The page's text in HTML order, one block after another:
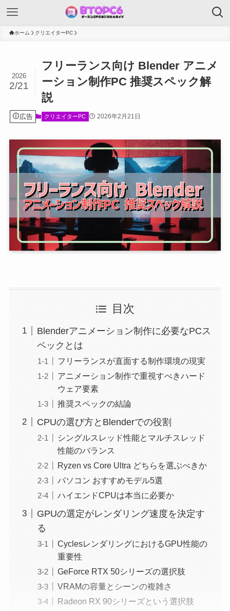
ホーム クリエイターPC
フリーランス向け Blender アニメ
ーション制作PC 推奨スペック解
説
2026
2/21
広告 クリエイターPC 2026年2月21日
目次
Blenderアニメーション制作に必要なPCス
ペックとは
フリーランスが直面する制作環境の現実
アニメーション制作で重視すべきハード
ウェア要素
推奨スペックの結論
CPUの選び方とBlenderでの役割
シングルスレッド性能とマルチスレッド
性能のバランス
Ryzen vs Core Ultra どちらを選ぶべきか
パソコン おすすめモデル5選
ハイエンドCPUは本当に必要か
GPUの選定がレンダリング速度を決定す
る
CyclesレンダリングにおけるGPU性能の
重要性
GeForce RTX 50シリーズの選択肢
VRAMの容量とシーンの複雑さ
Radeon RX 90シリーズという選択肢